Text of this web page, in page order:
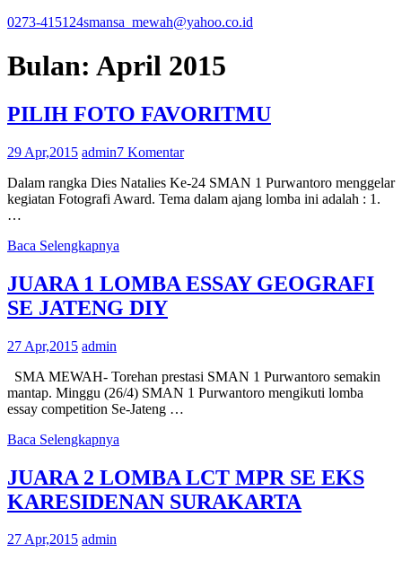
0273-415124smansa_mewah@yahoo.co.id
Bulan: April 2015
PILIH FOTO FAVORITMU
29 Apr,2015 admin7 Komentar
Dalam rangka Dies Natalies Ke-24 SMAN 1 Purwantoro menggelar
kegiatan Fotografi Award. Tema dalam ajang lomba ini adalah : 1.
…
Baca Selengkapnya
JUARA 1 LOMBA ESSAY GEOGRAFI
SE JATENG DIY
27 Apr,2015 admin
SMA MEWAH- Torehan prestasi SMAN 1 Purwantoro semakin
mantap. Minggu (26/4) SMAN 1 Purwantoro mengikuti lomba
essay competition Se-Jateng …
Baca Selengkapnya
JUARA 2 LOMBA LCT MPR SE EKS
KARESIDENAN SURAKARTA
27 Apr,2015 admin